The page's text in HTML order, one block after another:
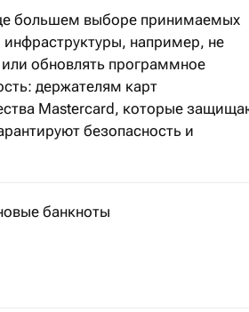
большем выборе принимаемых
например, не
обновлять программное
держателям карт
Mastercard, которые
безопасность и
банкноты
5000 тенге выпустят в